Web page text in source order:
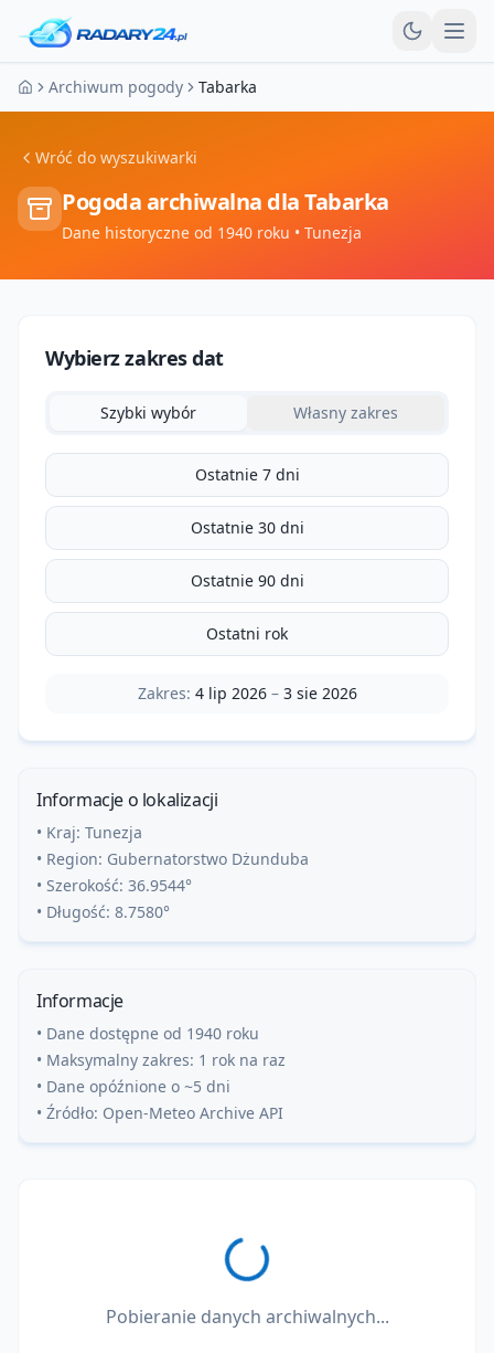
Strona główna
Archiwum pogody Tabarka
Wróć do wyszukiwarki
Pogoda archiwalna dlaTabarka
Dane historyczne od 1940 roku • Tunezja
Wybierz zakres dat
Szybki wybór Własny zakres
Ostatnie 7 dni
Ostatnie 30 dni
Ostatnie 90 dni
Ostatni rok
Zakres: 4 lip 2026– 3 sie 2026
Informacje o lokalizacji
• Kraj: Tunezja
• Region: Gubernatorstwo Dżunduba
• Szerokość: 36.9544°
• Długość: 8.7580°
Informacje
• Dane dostępne od 1940 roku
• Maksymalny zakres: 1 rok na raz
• Dane opóźnione o ~5 dni
• Źródło: Open-Meteo Archive API
Pobieranie danych archiwalnych...